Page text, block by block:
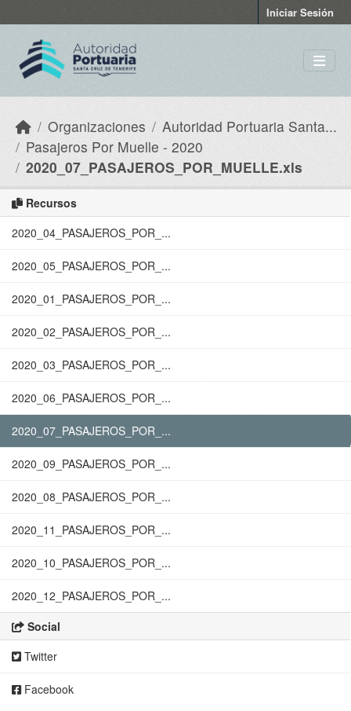
Iniciar Sesión
Organizaciones
Autoridad Portuaria Santa...
Pasajeros Por Muelle - 2020
2020_07_PASAJEROS_POR_MUELLE.xls
Recursos
2020_04_PASAJEROS_POR_...
2020_05_PASAJEROS_POR_...
2020_01_PASAJEROS_POR_...
2020_02_PASAJEROS_POR_...
2020_03_PASAJEROS_POR_...
2020_06_PASAJEROS_POR_...
2020_07_PASAJEROS_POR_...
2020_09_PASAJEROS_POR_...
2020_08_PASAJEROS_POR_...
2020_11_PASAJEROS_POR_...
2020_10_PASAJEROS_POR_...
2020_12_PASAJEROS_POR_...
Social
Twitter
Facebook